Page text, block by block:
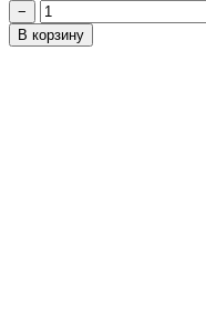
−
В корзину